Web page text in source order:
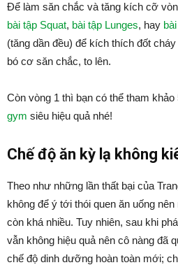
Để làm săn chắc và tăng kích cỡ
bài tập Squat, bài tập Lunges, hay
(tăng dần đều) để kích thích đốt
bó cơ săn chắc, to lên.
Còn vòng 1 thì bạn có thể tham khảo
gym siêu hiệu quả nhé!
Chế độ ăn kỳ lạ không
Theo như những lần thất bại của
không để ý tới thói quen ăn uống
còn khá nhiều. Tuy nhiên, sau khi
vẫn không hiệu quả nên cô nàng đã
chế độ dinh dưỡng hoàn toàn mới;